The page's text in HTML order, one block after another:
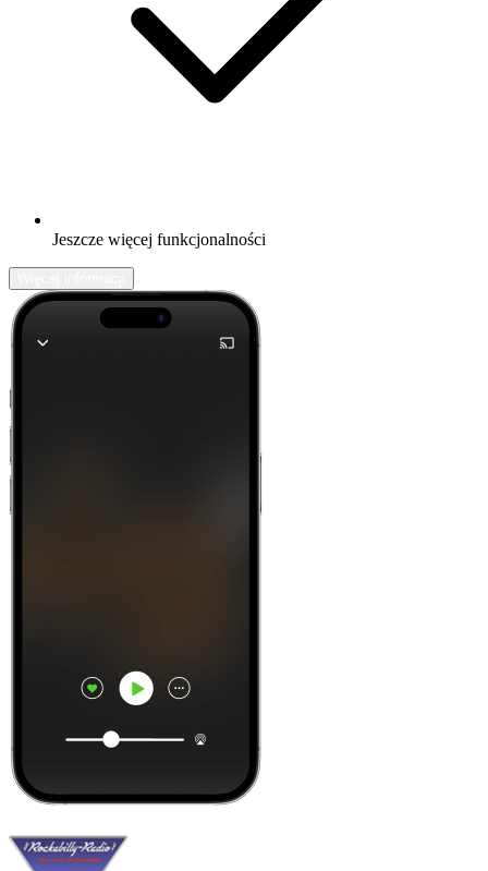
Jeszcze więcej funkcjonalności